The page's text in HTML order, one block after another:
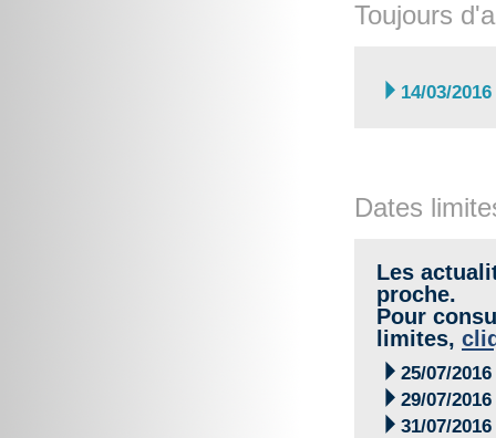
Toujours
 14/03/2016
Dates
Les
proche.
Pour
limites,
 25/07/2016
 29/07/2016
 31/07/2016